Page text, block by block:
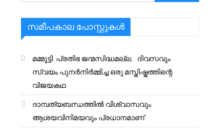
സമീപകാല പോസ്റ്റുകൾ
മമ്മൂട്ടി: പ്രതിഭ ജന്മസിദ്ധമല്ല… ദിവസവും
സ്വയം പുനർനിർമ്മിച്ച ഒരു മസ്തിഷ്കത്തിന്റെ
വിജയകഥ
ദാമ്പത്യബന്ധത്തിൽ വിശ്വാസവും
ആശയവിനിമയവും പ്രധാനമാണ്.